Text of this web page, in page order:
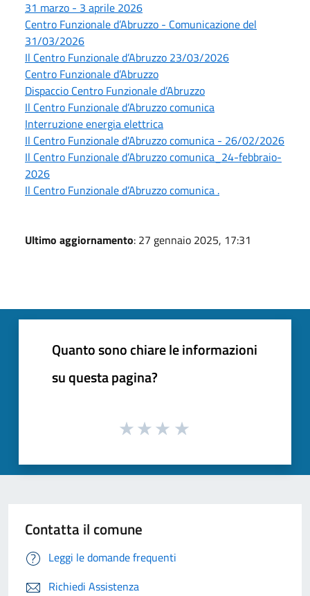
31 marzo - 3 aprile 2026
Centro Funzionale d’Abruzzo - Comunicazione del
31/03/2026
Il Centro Funzionale d’Abruzzo 23/03/2026
Centro Funzionale d’Abruzzo
Dispaccio Centro Funzionale d’Abruzzo
Il Centro Funzionale d’Abruzzo comunica
Interruzione energia elettrica
Il Centro Funzionale d'Abruzzo comunica - 26/02/2026
Il Centro Funzionale d’Abruzzo comunica_24-febbraio-
2026
Il Centro Funzionale d’Abruzzo comunica .
Ultimo aggiornamento: 27 gennaio 2025, 17:31
Quanto sono chiare le informazioni
su questa pagina?
Contatta il comune
Leggi le domande frequenti
Richiedi Assistenza